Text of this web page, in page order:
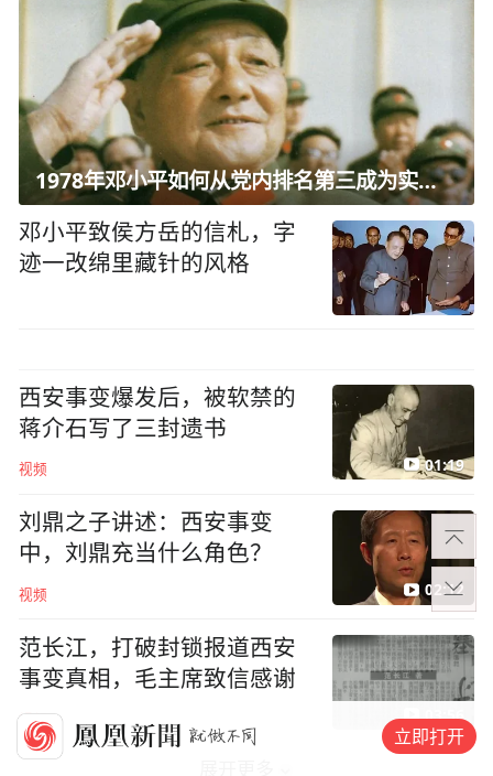
1978年邓小平如何从党内排名第三成为实际核心？
邓小平致侯方岳的信札，字
迹一改绵里藏针的风格
西安事变爆发后，被软禁的
蒋介石写了三封遗书
视频 01:19
刘鼎之子讲述：西安事变
中，刘鼎充当什么角色？
视频 02:12
范长江，打破封锁报道西安
事变真相，毛主席致信感谢
视频 03:56
立即打开